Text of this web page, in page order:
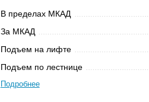
В пределах МКАД
За МКАД
Подъем на лифте
Подъем по лестнице
Подробнее